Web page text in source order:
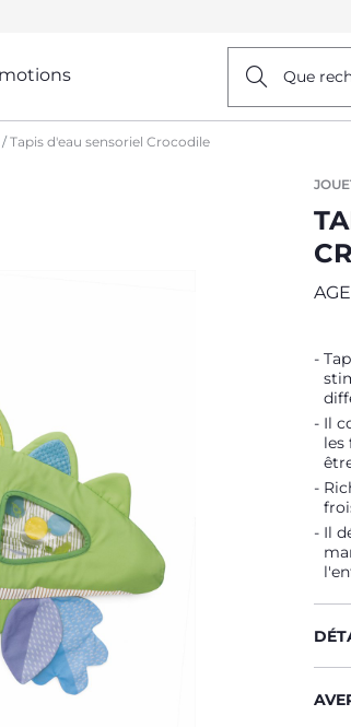
Que
Tapis d'eau sensoriel Crocodile
Il
les
Il